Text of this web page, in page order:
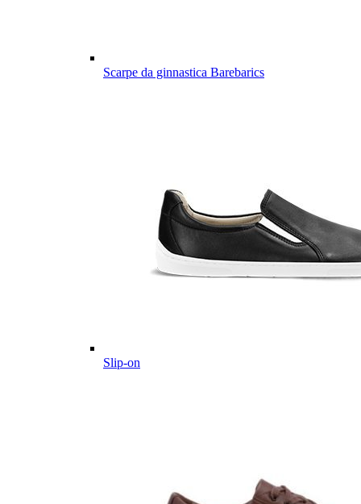
Scarpe da ginnastica Barebarics
Slip-on